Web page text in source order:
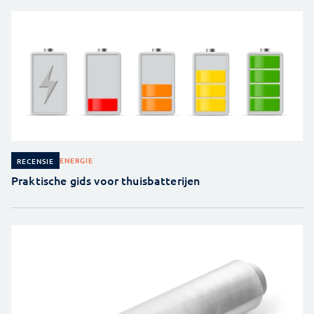
RECENSIE ENERGIE
Praktische gids voor thuisbatterijen